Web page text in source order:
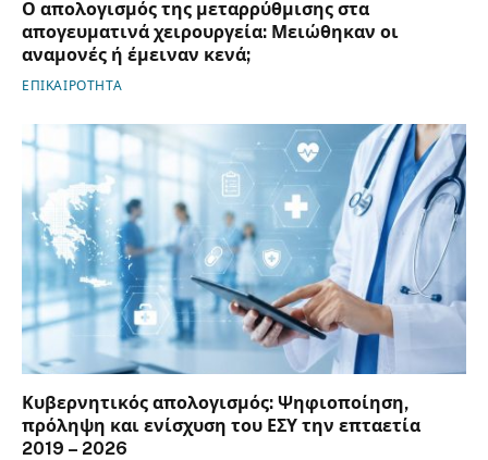
Ο απολογισμός της μεταρρύθμισης στα
απογευματινά χειρουργεία: Μειώθηκαν οι
αναμονές ή έμειναν κενά;
ΕΠΙΚΑΙΡΟΤΗΤΑ
Κυβερνητικός απολογισμός: Ψηφιοποίηση,
πρόληψη και ενίσχυση του ΕΣΥ την επταετία
2019 – 2026